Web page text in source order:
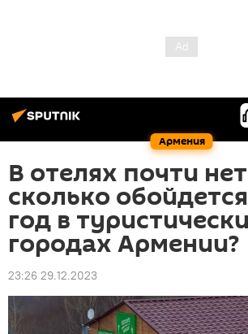
Армения
В отелях почти
сколько
год в
городах Армении?
23:26 29.12.2023